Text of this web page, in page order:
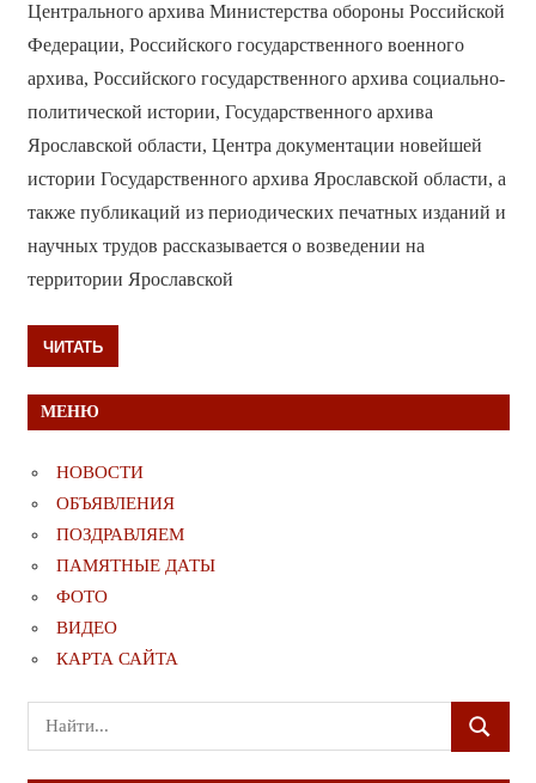
Центрального архива Министерства обороны Российской
Федерации, Российского государственного военного
архива, Российского государственного архива социально-
политической истории, Государственного архива
Ярославской области, Центра документации новейшей
истории Государственного архива Ярославской области, а
также публикаций из периодических печатных изданий и
научных трудов рассказывается о возведении на
территории Ярославской
ЧИТАТЬ
МЕНЮ
НОВОСТИ
ОБЪЯВЛЕНИЯ
ПОЗДРАВЛЯЕМ
ПАМЯТНЫЕ ДАТЫ
ФОТО
ВИДЕО
КАРТА САЙТА
Поиск
для:
ПОИСК